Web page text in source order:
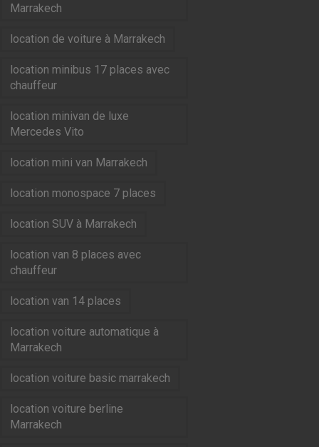
Marrakech
location de voiture à Marrakech
location minibus 17 places avec
chauffeur
location minivan de luxe
Mercedes Vito
location mini van Marrakech
location monospace 7 places
location SUV à Marrakech
location van 8 places avec
chauffeur
location van 14 places
location voiture automatique à
Marrakech
location voiture basic marrakech
location voiture berline
Marrakech